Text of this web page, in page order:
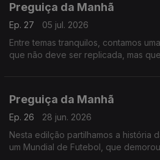
Preguiça da Manhã
Ep. 27
05 jul. 2026
Entre temas tranquilos, contamos
que não deve ser replicada, mas
Preguiça da Manhã
Ep. 26
28 jun. 2026
Nesta edilção partilhamos a história
um Mundial de Futebol, que